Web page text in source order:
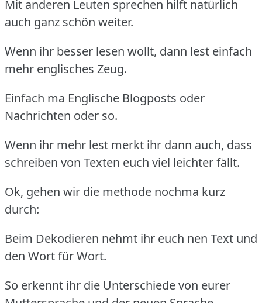
Mit anderen Leuten sprechen hilft natürlich
auch ganz schön weiter.
Wenn ihr besser lesen wollt, dann lest einfach
mehr englisches Zeug.
Einfach ma Englische Blogposts oder
Nachrichten oder so.
Wenn ihr mehr lest merkt ihr dann auch, dass
schreiben von Texten euch viel leichter fällt.
Ok, gehen wir die methode nochma kurz
durch:
Beim Dekodieren nehmt ihr euch nen Text und
den Wort für Wort.
So erkennt ihr die Unterschiede von eurer